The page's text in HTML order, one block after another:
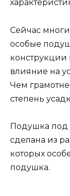
Сейчас
особые
конструкции
влияние на
Чем
степень
Подушка под
сделана из
которых
подушка.